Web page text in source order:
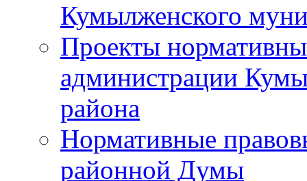
Кумылженского
Проекты
администрации
района
Нормативные
районной Думы